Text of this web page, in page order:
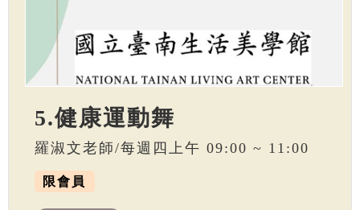
5.健康運動舞
羅淑文老師/每週四上午 09:00 ~ 11:00
限會員